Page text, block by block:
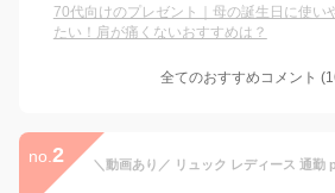
70代向けのプレゼント｜母の誕生日に使い
たい！肩が痛くないおすすめは？
全てのおすすめコメント (
no. 2